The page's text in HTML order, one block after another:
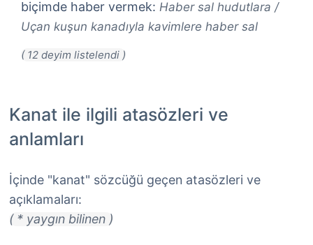
biçimde haber vermek: Haber sal hudutlara /
Uçan kuşun kanadıyla kavimlere haber sal
Kanat ile ilgili atasözleri ve
anlamları
İçinde "kanat" sözcüğü geçen atasözleri ve
açıklamaları:
( * yaygın bilinen )